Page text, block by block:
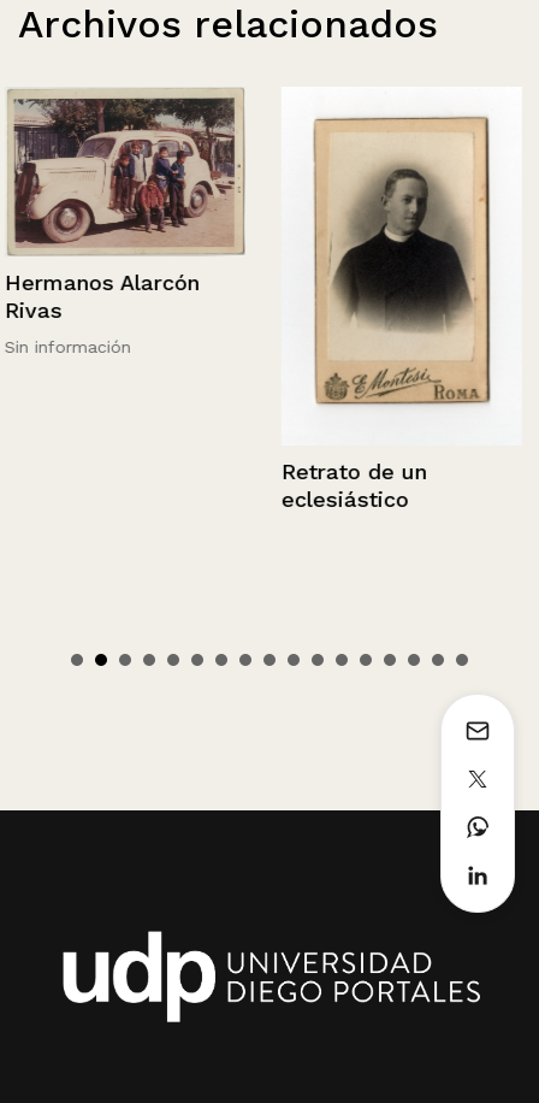
Archivos relacionados
Hermanos Alarcón
Rivas
Sin información
Retrato de un
eclesiástico